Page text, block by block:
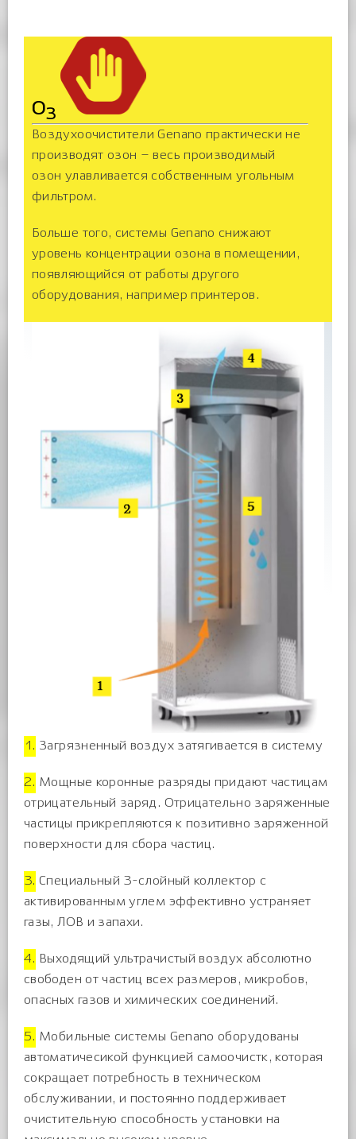
О3
Воздухоочистители Genano практически не
производят озон – весь производимый
озон улавливается собственным угольным
фильтром.
Больше того, системы Genano снижают
уровень концентрации озона в помещении,
появляющийся от работы другого
оборудования, например принтеров.
1. Загрязненный воздух затягивается в систему
2. Мощные коронные разряды придают частицам
отрицательный заряд. Отрицательно заряженные
частицы прикрепляются к позитивно заряженной
поверхности для сбора частиц.
3. Специальный 3-слойный коллектор с
активированным углем эффективно устраняет
газы, ЛОВ и запахи.
4. Выходящий ультрачистый воздух абсолютно
свободен от частиц всех размеров, микробов,
опасных газов и химических соединений.
5. Мобильные системы Genano оборудованы
автоматичесикой функцией самоочистк, которая
сокращает потребность в техническом
обслуживании, и постоянно поддерживает
очистительную способность установки на